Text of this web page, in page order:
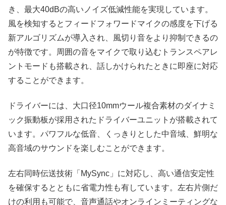
き、最大40dBの高いノイズ低減性能を実現しています。
風を検知するとフィードフォワードマイクの感度を下げる
新アルゴリズムが導入され、風切り音をより抑制できるの
が特徴です。周囲の音をマイクで取り込むトランスペアレ
ントモードも搭載され、話しかけられたときに即座に対応
することができます。
ドライバーには、大口径10mmウール複合素材のダイナミ
ック振動板が採用されたドライバーユニットが搭載されて
います。パワフルな低音、くっきりとした中音域、鮮明な
高音域のサウンドを楽しむことができます。
左右同時伝送技術「MySync」に対応し、高い通信安定性
を確保するとともに省電力性も有しています。左右片側だ
けの利用も可能で、音声通話やオンラインミーティングな